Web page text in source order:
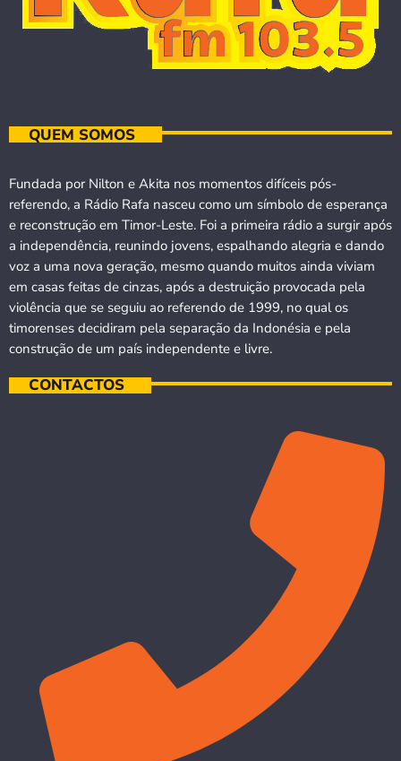
QUEM SOMOS
Fundada por Nilton e Akita nos momentos difíceis pós-
referendo, a Rádio Rafa nasceu como um símbolo de esperança
e reconstrução em Timor-Leste. Foi a primeira rádio a surgir após
a independência, reunindo jovens, espalhando alegria e dando
voz a uma nova geração, mesmo quando muitos ainda viviam
em casas feitas de cinzas, após a destruição provocada pela
violência que se seguiu ao referendo de 1999, no qual os
timorenses decidiram pela separação da Indonésia e pela
construção de um país independente e livre.
CONTACTOS